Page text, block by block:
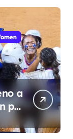
a
por